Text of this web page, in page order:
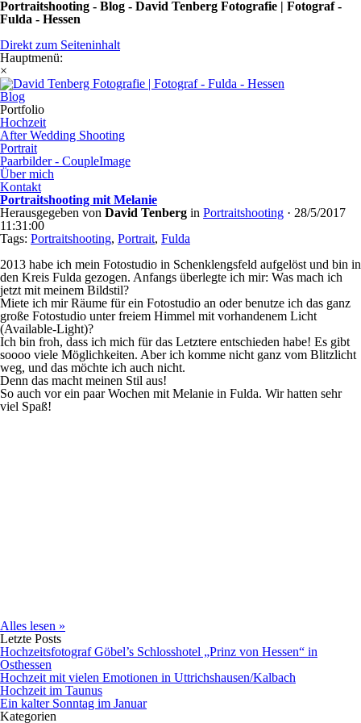
Portraitshooting - Blog - David Tenberg Fotografie | Fotograf -
Fulda - Hessen
Direkt zum Seiteninhalt
Hauptmenü:
×
Blog
Portfolio
Hochzeit
After Wedding Shooting
Portrait
Paarbilder - CoupleImage
Über mich
Kontakt
Portraitshooting mit Melanie
Herausgegeben von David Tenberg in Portraitshooting · 28/5/2017
11:31:00
Tags: Portraitshooting, Portrait, Fulda
2013 habe ich mein Fotostudio in Schenklengsfeld aufgelöst und bin in
den Kreis Fulda gezogen. Anfangs überlegte ich mir: Was mach ich
jetzt mit meinem Bildstil?
Miete ich mir Räume für ein Fotostudio an oder benutze ich das ganz
große Fotostudio unter freiem Himmel mit vorhandenem Licht
(Available-Light)?
Ich bin froh, dass ich mich für das Letztere entschieden habe! Es gibt
soooo viele Möglichkeiten. Aber ich komme nicht ganz vom Blitzlicht
weg, und das möchte ich auch nicht.
Denn das macht meinen Stil aus!
So auch vor ein paar Wochen mit Melanie in Fulda. Wir hatten sehr
viel Spaß!
Alles lesen »
Letzte Posts
Hochzeitsfotograf Göbel’s Schlosshotel „Prinz von Hessen“ in
Osthessen
Hochzeit mit vielen Emotionen in Uttrichshausen/Kalbach
Hochzeit im Taunus
Ein kalter Sonntag im Januar
Kategorien